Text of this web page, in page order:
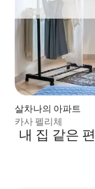
살차나의 아파트
카사 펠리체
내 집 같은